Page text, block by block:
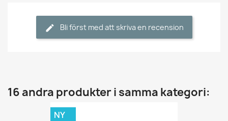
Bli först med att skriva en recension
16 andra produkter i samma kategori:
NY